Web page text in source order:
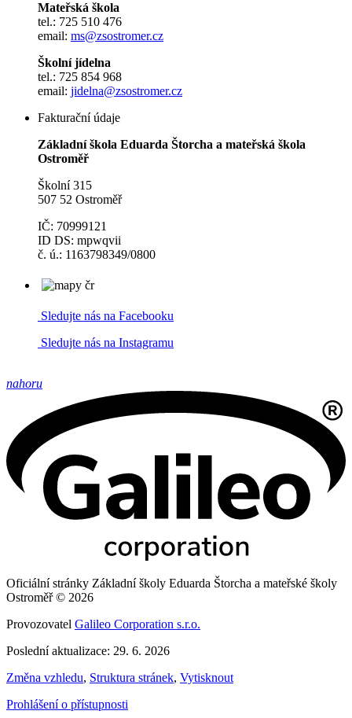
Mateřská škola
tel.: 725 510 476
email: ms@zsostromer.cz
Školní jídelna
tel.: 725 854 968
email: jidelna@zsostromer.cz
Fakturační údaje
Základní škola Eduarda Štorcha a mateřská škola
Ostroměř
Školní 315
507 52 Ostroměř
IČ: 70999121
ID DS: mpwqvii
č. ú.: 1163798349/0800
Sledujte nás na Facebooku
Sledujte nás na Instagramu
nahoru
Oficiální stránky Základní školy Eduarda Štorcha a mateřské školy
Ostroměř © 2026
Provozovatel Galileo Corporation s.r.o.
Poslední aktualizace: 29. 6. 2026
Změna vzhledu, Struktura stránek, Vytisknout
Prohlášení o přístupnosti